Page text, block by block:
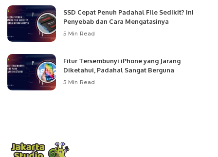
SSD Cepat Penuh Padahal File Sedikit? Ini
Penyebab dan Cara Mengatasinya
5 Min Read
Fitur Tersembunyi iPhone yang Jarang
Diketahui, Padahal Sangat Berguna
5 Min Read